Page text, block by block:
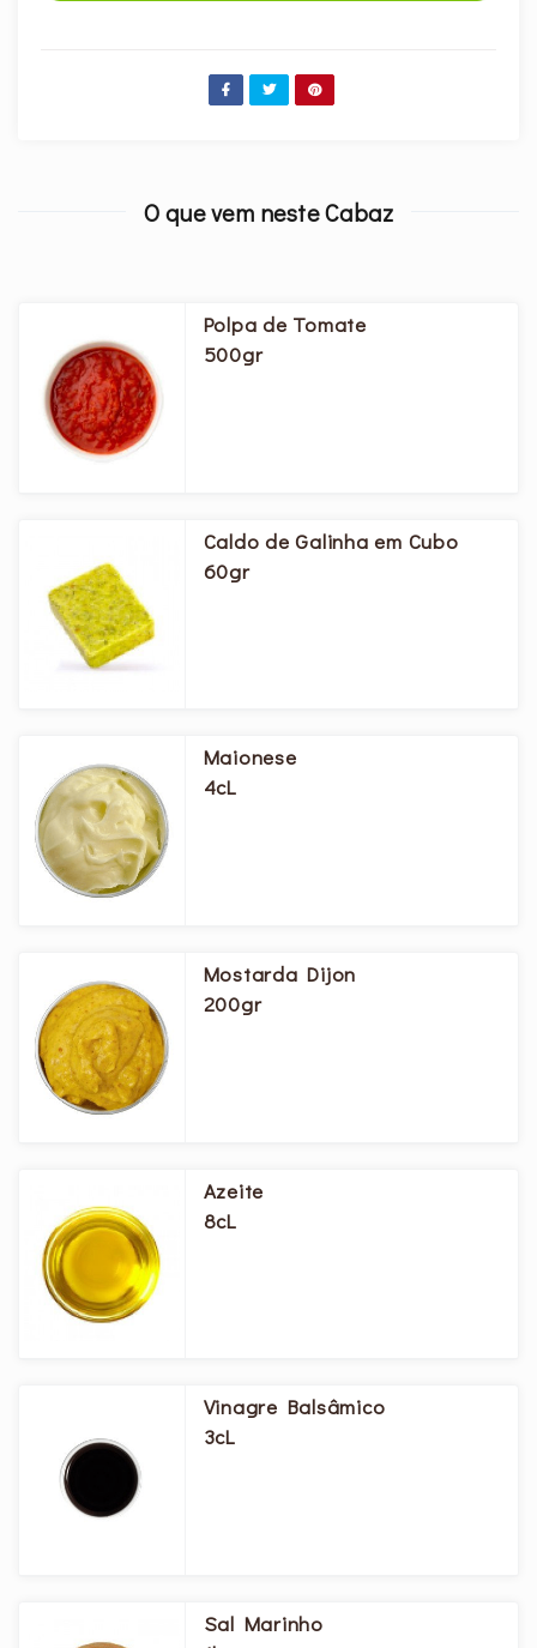
O que vem neste Cabaz
Polpa de Tomate
500gr
Caldo de Galinha em Cubo
60gr
Maionese
4cL
Mostarda Dijon
200gr
Azeite
8cL
Vinagre Balsâmico
3cL
Sal Marinho